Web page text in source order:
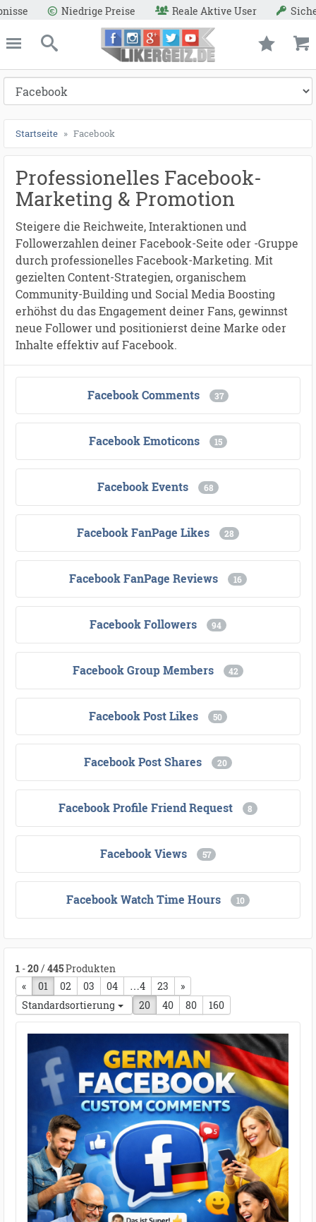
Reale Aktive User Sichere Zahlungsmethoden
Likergeiz.de
schließen
Suche
Startseite Facebook
Professionelles Facebook-
Marketing & Promotion
Steigere die Reichweite, Interaktionen und
Followerzahlen deiner Facebook-Seite oder -Gruppe
durch professionelles Facebook-Marketing. Mit
gezielten Content-Strategien, organischem
Community-Building und Social Media Boosting
erhöhst du das Engagement deiner Fans, gewinnst
neue Follower und positionierst deine Marke oder
Inhalte effektiv auf Facebook.
Facebook Comments 37
Facebook Emoticons 15
Facebook Events 68
Facebook FanPage Likes 28
Facebook FanPage Reviews 16
Facebook Followers 94
Facebook Group Members 42
Facebook Post Likes 50
Facebook Post Shares 20
Facebook Profile Friend Request 8
Facebook Views 57
Facebook Watch Time Hours 10
1 -20/ 445Produkten
« vorherige Seite
01 02 03 04 …4 23 nächste Seite
»
Standardsortierung
20 40 80 160